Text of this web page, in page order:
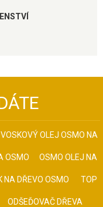
VOSKOVÝ OLEJ OSMO NA
OSMO OSMO OLEJ NA
NA DŘEVO OSMO TOP
ODŠEĎOVAČ DŘEVA